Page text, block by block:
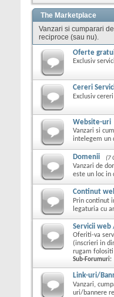
The Marketplace
Vanzari si cumparari
reciproce (sau nu).
Oferte
Exclusiv
Cereri
Exclusiv
Website-uri
Vanzari si
intelegem un
Domenii (7
Vanzari de
este un loc in
Continut
Prin continut
legaturia cu
Servicii web
Oferiti-va
(inscrieri in
rugam folositi
Sub-Forumuri:
Link-uri/
Vanzari,
uri/bannere